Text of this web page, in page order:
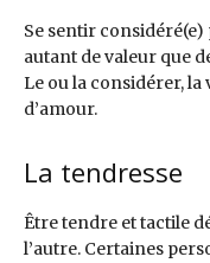
Se sentir considéré(e)
autant de valeur que
Le ou la considérer, la
d’amour.
La tendresse
Être tendre et tactile
l’autre. Certaines